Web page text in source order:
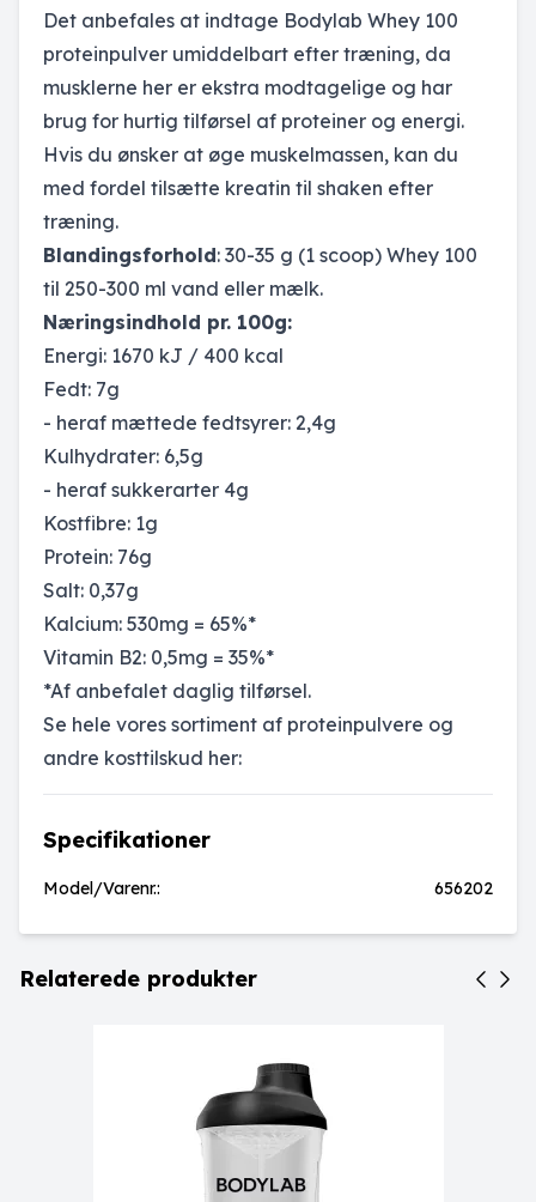
Det anbefales at indtage Bodylab Whey 100
proteinpulver umiddelbart efter træning, da
musklerne her er ekstra modtagelige og har
brug for hurtig tilførsel af proteiner og energi.
Hvis du ønsker at øge muskelmassen, kan du
med fordel tilsætte kreatin til shaken efter
træning.
Blandingsforhold: 30-35 g (1 scoop) Whey 100
til 250-300 ml vand eller mælk.
Næringsindhold pr. 100g:
Energi: 1670 kJ / 400 kcal
Fedt: 7g
- heraf mættede fedtsyrer: 2,4g
Kulhydrater: 6,5g
- heraf sukkerarter 4g
Kostfibre: 1g
Protein: 76g
Salt: 0,37g
Kalcium: 530mg = 65%*
Vitamin B2: 0,5mg = 35%*
*Af anbefalet daglig tilførsel.
Se hele vores sortiment af proteinpulvere og
andre kosttilskud her:
Specifikationer
Model/Varenr.: 656202
Relaterede produkter